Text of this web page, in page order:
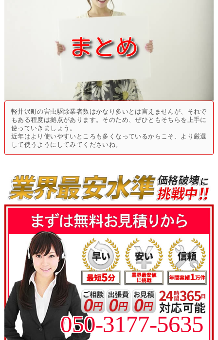
軽井沢町の害虫駆除業者数はかなり多いとは言えませんが、それで
もある程度は拠点があります。そのため、ぜひともそちらを上手に
使っていきましょう。
近年はより使いやすいところも多くなっているからこそ、より厳選
して使うようにしてみてくださいね。
050-3177-5635